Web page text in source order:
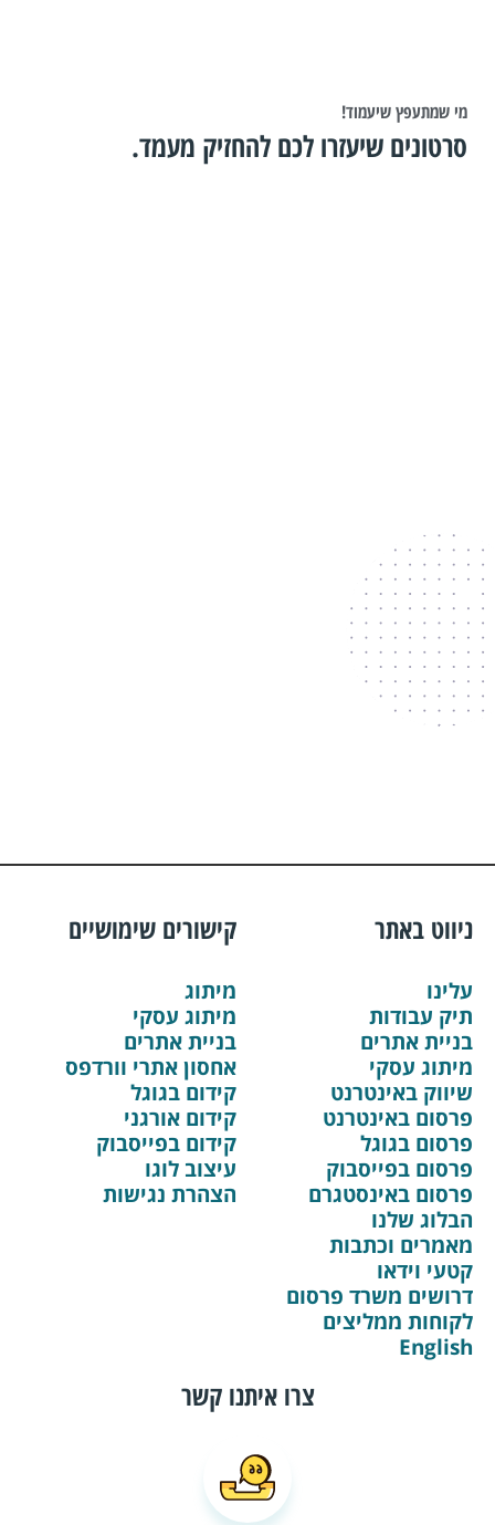
מי שמתעפץ שיעמוד!
סרטונים שיעזרו לכם להחזיק מעמד.
ניווט באתר
עלינו
תיק עבודות
בניית אתרים
מיתוג עסקי
שיווק באינטרנט
פרסום באינטרנט
פרסום בגוגל
פרסום בפייסבוק
פרסום באינסטגרם
הבלוג שלנו
מאמרים וכתבות
קטעי וידאו
דרושים משרד פרסום
לקוחות ממליצים
English
קישורים שימושיים
מיתוג
מיתוג עסקי
בניית אתרים
אחסון אתרי וורדפס
קידום בגוגל
קידום אורגני
קידום בפייסבוק
עיצוב לוגו
הצהרת נגישות
צרו איתנו קשר